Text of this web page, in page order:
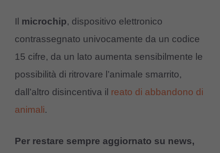
Il microchip, dispositivo elettronico
contrassegnato univocamente da un codice
15 cifre, da un lato aumenta sensibilmente le
possibilità di ritrovare l’animale smarrito,
dall’altro disincentiva il reato di abbandono di
animali.
Per restare sempre aggiornato su news,